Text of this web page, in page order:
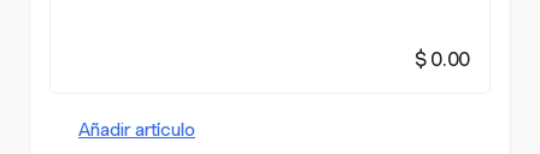
$ 0.00
Añadir artículo